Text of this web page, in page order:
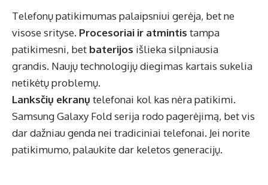
Telefonų patikimumas palaipsniui gerėja, bet ne
visose srityse. Procesoriai ir atmintis tampa
patikimesni, bet baterijos išlieka silpniausia
grandis. Naujų technologijų diegimas kartais sukelia
netikėtų problemų.
Lanksčių ekranų telefonai kol kas nėra patikimi.
Samsung Galaxy Fold serija rodo pagerėjimą, bet vis
dar dažniau genda nei tradiciniai telefonai. Jei norite
patikimumo, palaukite dar keletos generacijų.